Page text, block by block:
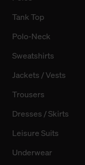
Tank Top
Polo-Neck
Sweatshirts
Jackets / Vests
Trousers
Dresses / Skirts
Leisure Suits
Underwear